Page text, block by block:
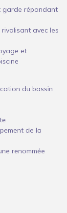
garde répondant
avec les
et
du bassin
de la
renommée